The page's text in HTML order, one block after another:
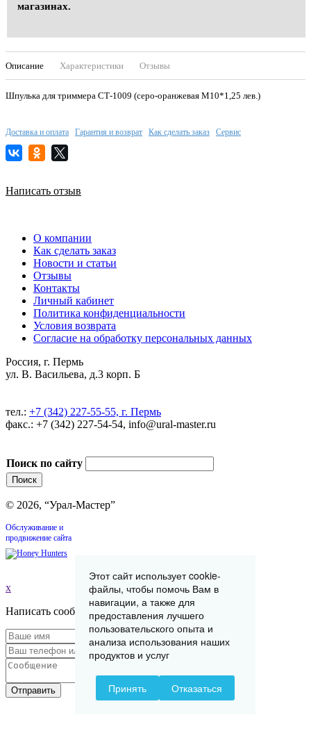
магазинах.
Описание Характеристики Отзывы
Шпулька для триммера СТ-1009 (серо-оранжевая М10*1,25 лев.)
Доставка и оплата Гарантия и возврат Как сделать заказ Сервис
Написать отзыв
О компании
Как сделать заказ
Новости и статьи
Отзывы
Контакты
Личный кабинет
Политика конфиденциальности
Условия возврата
Согласие на обработку персональных данных
Россия, г. Пермь
ул. В. Васильева, д.3 корп. Б
тел.: +7 (342) 227-55-55, г. Пермь
факс.: +7 (342) 227-54-54, info@ural-master.ru
Поиск по сайту
© 2026, “Урал-Мастер”
Обслуживание и
продвижение сайта
x
Написать сообщение
Отправить
Этот сайт использует cookie-
файлы, чтобы помочь Вам в
навигации, а также для
предоставления лучшего
пользовательского опыта и
анализа использования наших
продуктов и услуг
Принять Отказаться